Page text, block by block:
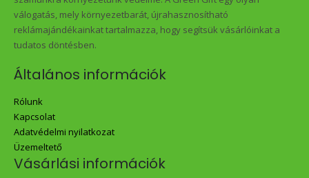
válogatás, mely környezetbarát, újrahasznosítható
reklámajándékainkat tartalmazza, hogy segítsük vásárlóinkat a
tudatos döntésben.
Általános információk
Rólunk
Kapcsolat
Adatvédelmi nyilatkozat
Üzemeltető
Vásárlási információk